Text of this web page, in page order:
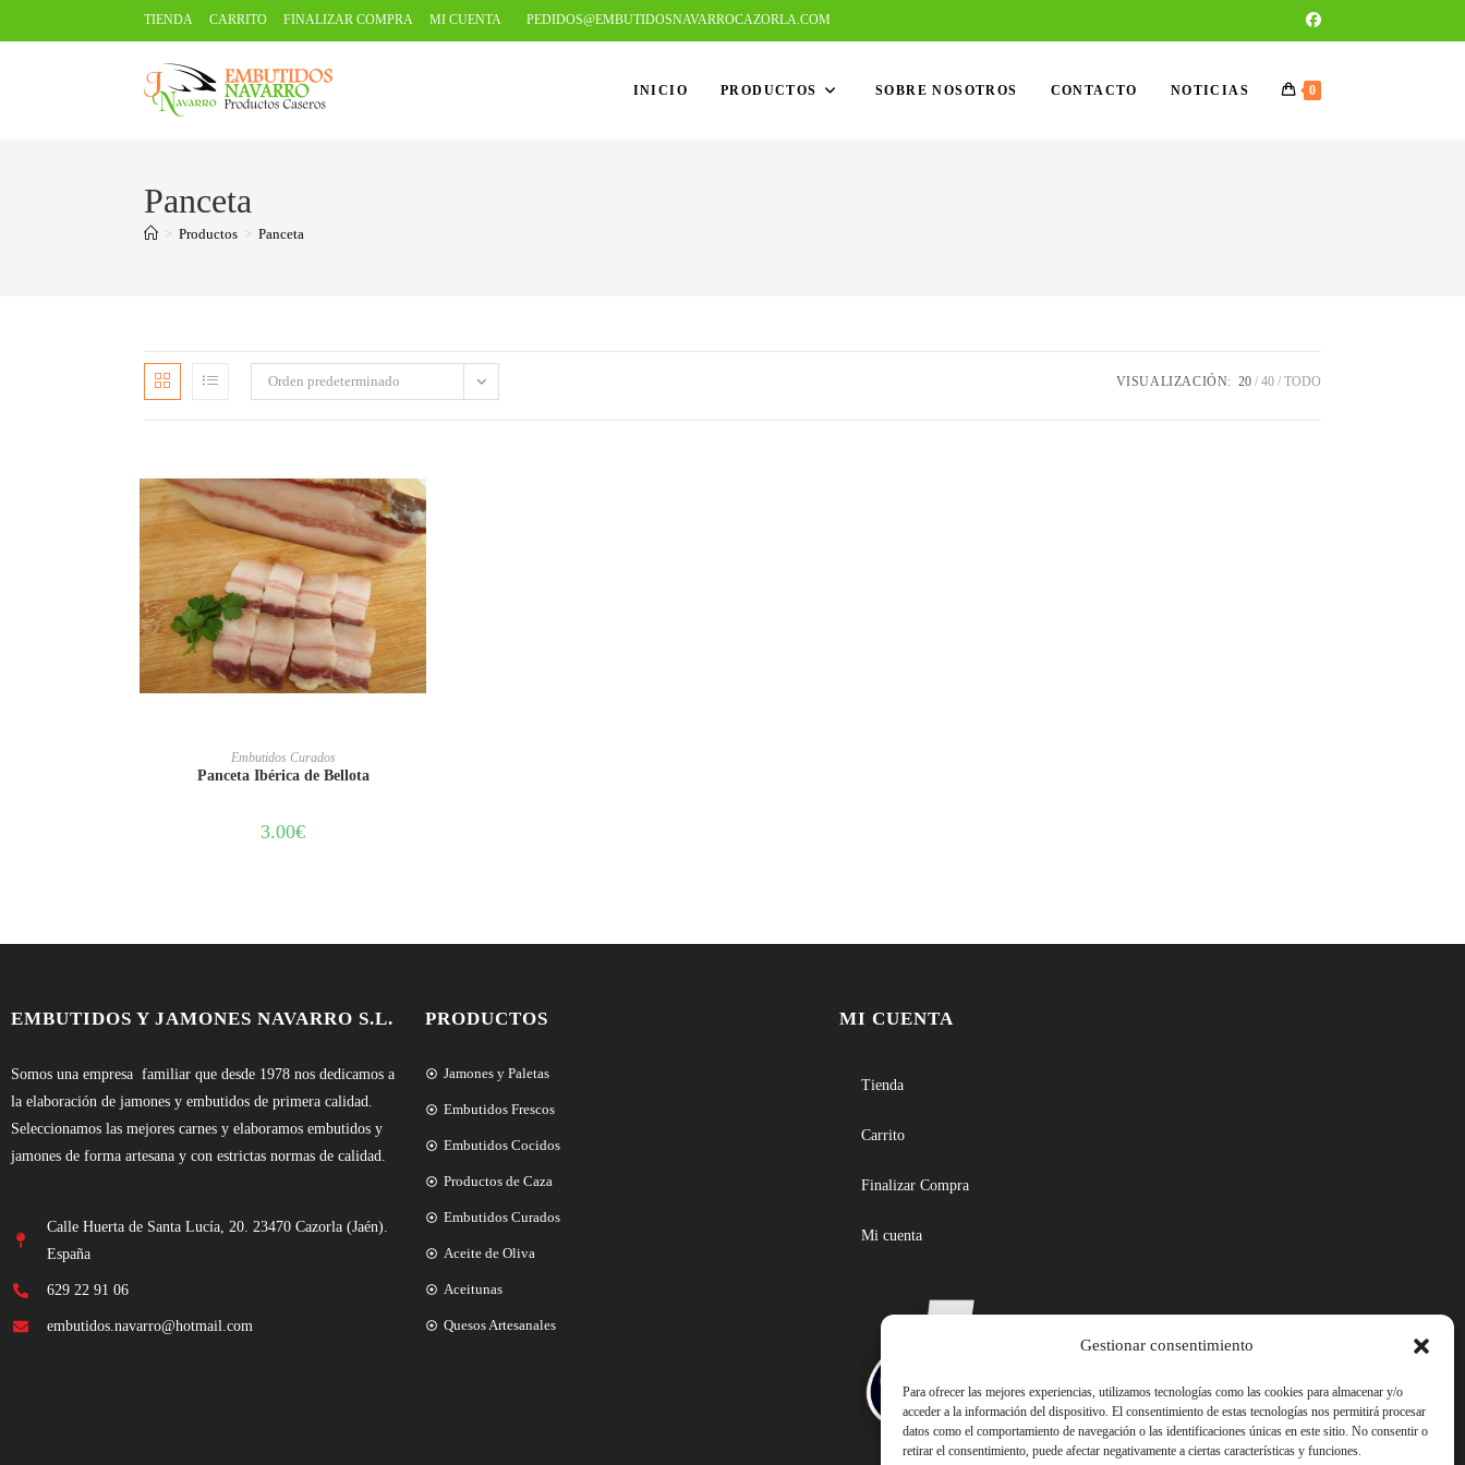
Gestionar consentimiento
Para ofrecer las mejores experiencias, utilizamos tecnologías como las cookies para almacenar y/o
acceder a la información del dispositivo. El consentimiento de estas tecnologías nos permitirá procesar
datos como el comportamiento de navegación o las identificaciones únicas en este sitio. No consentir o
retirar el consentimiento, puede afectar negativamente a ciertas características y funciones.
TIENDA CARRITO FINALIZAR COMPRA MI CUENTA PEDIDOS@EMBUTIDOSNAVARROCAZORLA.COM
INICIO PRODUCTOS SOBRE NOSOTROS CONTACTO NOTICIAS 0
Panceta
> Productos > Panceta
Orden predeterminado VISUALIZACIÓN: 20 40 TODO
AÑADIR AL CARRITO
Embutidos Curados
Panceta Ibérica de Bellota
3.00€
EMBUTIDOS Y JAMONES NAVARRO S.L.
Somos una empresa familiar que desde 1978 nos dedicamos a
la elaboración de jamones y embutidos de primera calidad.
Seleccionamos las mejores carnes y elaboramos embutidos y
jamones de forma artesana y con estrictas normas de calidad.
Calle Huerta de Santa Lucía, 20. 23470 Cazorla (Jaén).
España
629 22 91 06
embutidos.navarro@hotmail.com
PRODUCTOS
Jamones y Paletas
Embutidos Frescos
Embutidos Cocidos
Productos de Caza
Embutidos Curados
Aceite de Oliva
Aceitunas
Quesos Artesanales
MI CUENTA
Tienda
Carrito
Finalizar Compra
Mi cuenta